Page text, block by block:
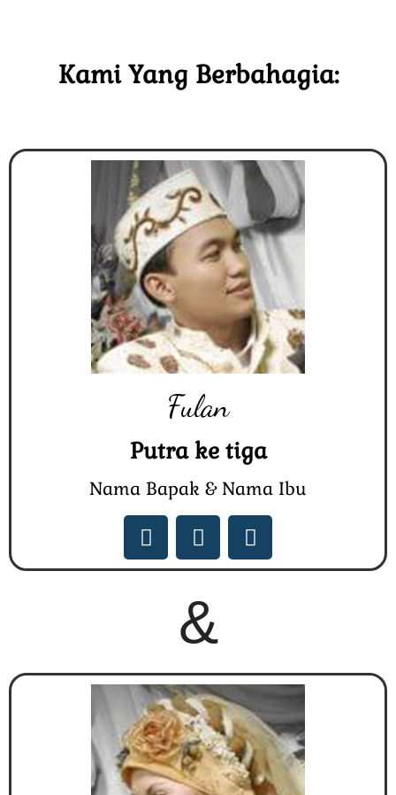
Kami Yang Berbahagia:
Fulan
Putra ke tiga
Nama Bapak & Nama Ibu
&